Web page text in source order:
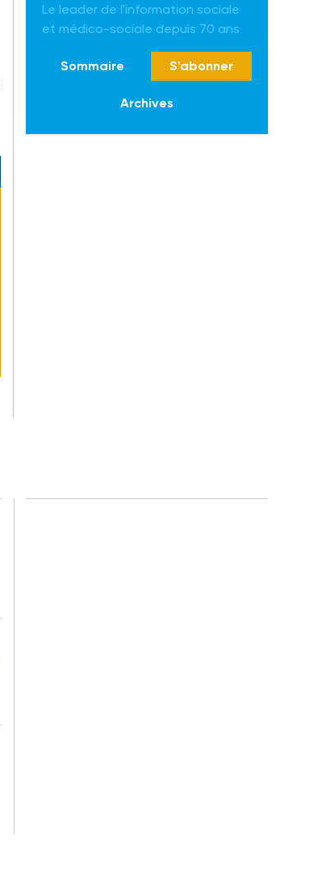
Le leader de l'information sociale
et médico-sociale depuis 70 ans
Sommaire S'abonner
Archives